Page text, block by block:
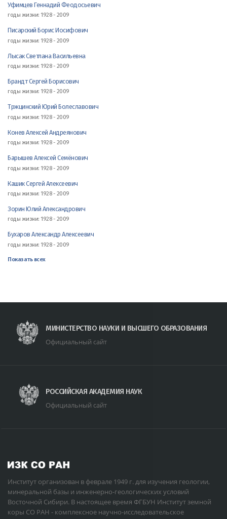
Уфимцев Геннадий Феодосьевич
годы жизни: 1928 - 2009
Писарский Борис Иосифович
годы жизни: 1928 - 2009
Лысак Светлана Васильевна
годы жизни: 1928 - 2009
Брандт Сергей Борисович
годы жизни: 1928 - 2009
Тржцинский Юрий Болеславович
годы жизни: 1928 - 2009
Конев Алексей Андреянович
годы жизни: 1928 - 2009
Барышев Алексей Семёнович
годы жизни: 1928 - 2009
Кашик Сергей Алексеевич
годы жизни: 1928 - 2009
Зорин Юлий Александрович
годы жизни: 1928 - 2009
Бухаров Александр Алексеевич
годы жизни: 1928 - 2009
Показать всех
МИНИСТЕРСТВО НАУКИ И ВЫСШЕГО ОБРАЗОВАНИЯ
Официальный сайт
РОССИЙСКАЯ АКАДЕМИЯ НАУК
Официальный сайт
Институт организован в феврале 1949 г. для изучения геологии,
минеральной базы и инженерно-геологических условий
Восточной Сибири. В настоящее время ФГБУН Институт земной
коры СО РАН - комплексное научно-исследовательское